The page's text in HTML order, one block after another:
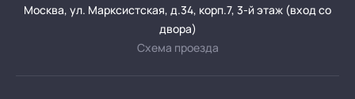
Москва, ул. Марксистская, д.34, корп.7, 3-й этаж (вход со
двора)
Схема проезда